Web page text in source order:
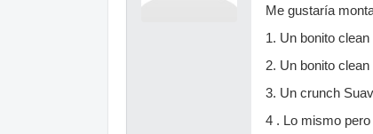
Me gustaría
1. Un bonito clean
2. Un bonito
3. Un crunch
4 . Lo mismo